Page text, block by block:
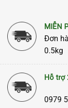
MIỄN
Đơn
0.5kg
Hỗ trợ
0979